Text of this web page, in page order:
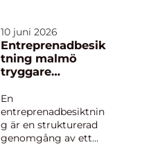
spruckit i sömmarna.
Möblerna har ofta
både minnen och
karaktär, men passar
I stället för att köpa
nyt...
10 juni 2026
Entreprenadbesik
tning malmö
tryggare
start till mål
En
entreprenadbesiktnin
g är en strukturerad
genomgång av ett